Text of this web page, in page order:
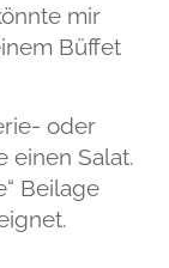
mir
Büffet
oder
einen Salat.
Beilage